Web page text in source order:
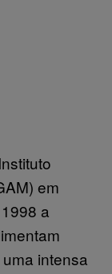
em
a
intensa